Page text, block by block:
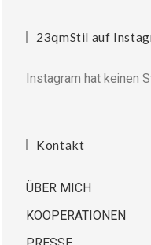
23qmStil auf
Instagram hat keinen
Kontakt
ÜBER MICH
KOOPERATIONEN